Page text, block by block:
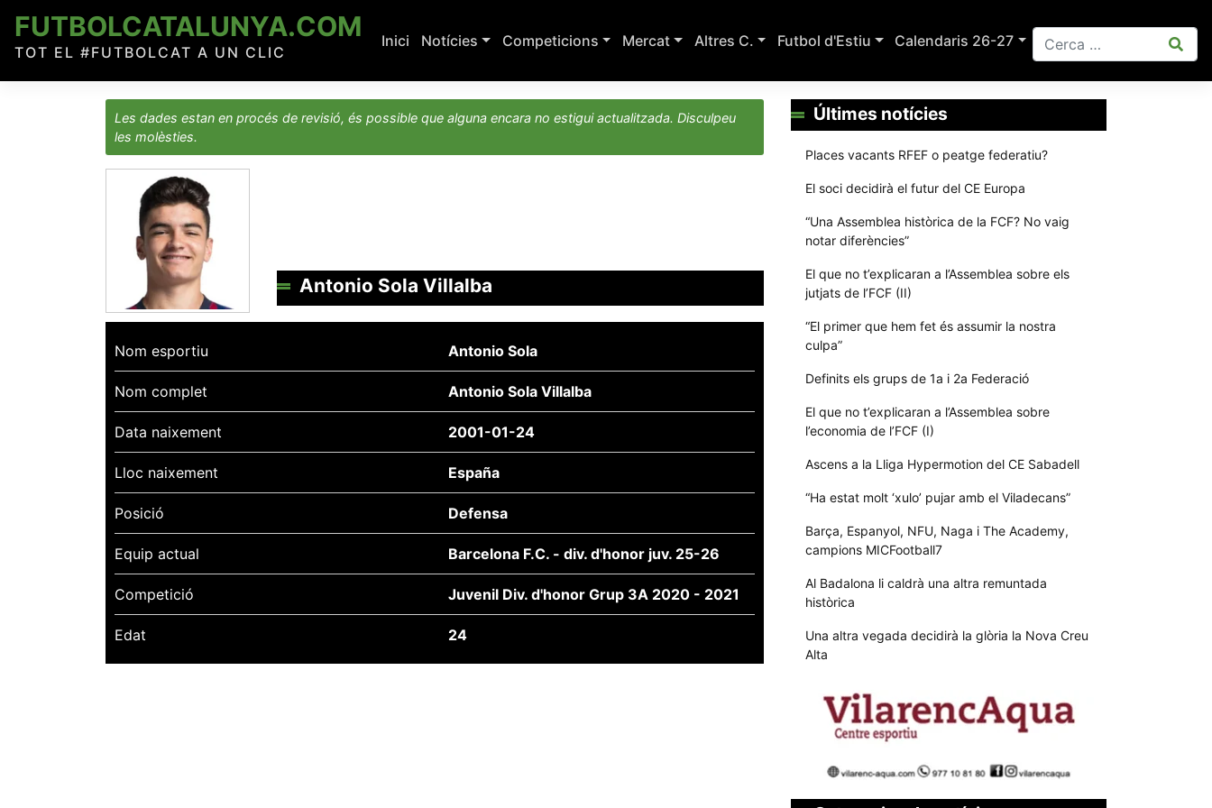
content
FUTBOLCATALUNYA.COM
TOT EL #FUTBOLCAT A UN CLIC
Inici Notícies Competicions Mercat Altres C. Futbol d'Estiu Calendaris 26-27
Les dades estan en procés de revisió, és possible que alguna encara no estigui actualitzada. Disculpeu
les molèsties.
Antonio Sola Villalba
Nom esportiu Antonio Sola
Nom complet Antonio Sola Villalba
Data naixement 2001-01-24
Lloc naixement España
Posició Defensa
Equip actual Barcelona F.C. - div. d'honor juv. 25-26
Competició Juvenil Div. d'honor Grup 3A 2020 - 2021
Edat 24
Últimes notícies
Places vacants RFEF o peatge federatiu?
El soci decidirà el futur del CE Europa
“Una Assemblea històrica de la FCF? No vaig
notar diferències”
El que no t’explicaran a l’Assemblea sobre els
jutjats de l’FCF (II)
“El primer que hem fet és assumir la nostra
culpa”
Definits els grups de 1a i 2a Federació
El que no t’explicaran a l’Assemblea sobre
l’economia de l’FCF (I)
Ascens a la Lliga Hypermotion del CE Sabadell
“Ha estat molt ‘xulo’ pujar amb el Viladecans”
Barça, Espanyol, NFU, Naga i The Academy,
campions MICFootball7
Al Badalona li caldrà una altra remuntada
històrica
Una altra vegada decidirà la glòria la Nova Creu
Alta